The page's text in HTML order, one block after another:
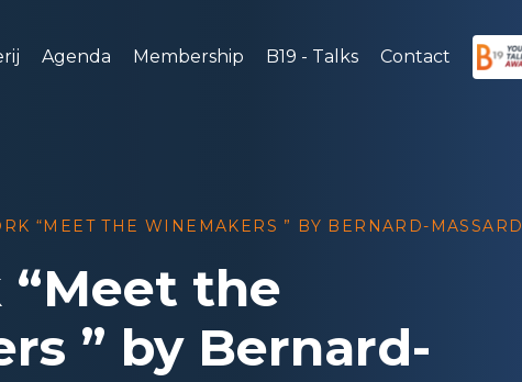
Agenda Membership B19 - Talks Contact
“MEET THE WINEMAKERS ” BY BERNARD-MASSARD
the
” by Bernard-